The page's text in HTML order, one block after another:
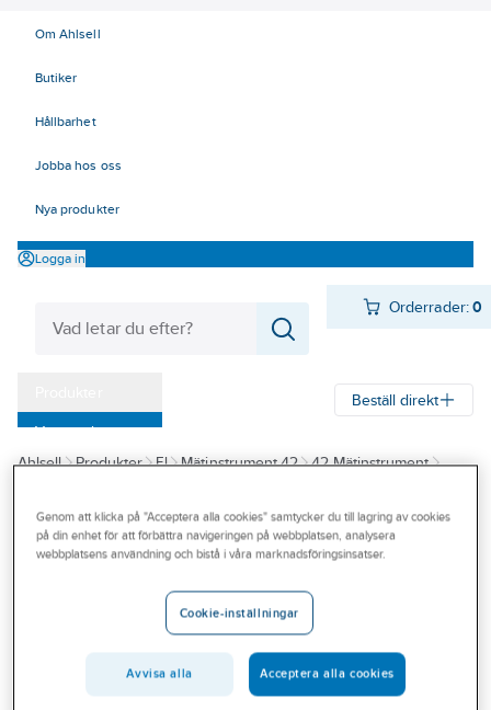
Om Ahlsell
Butiker
Hållbarhet
Jobba hos oss
Nya produkter
Logga in
Orderrader:0
Varumärken
Kampanjer
Outlet
Branscher
Beställ direkt
Ahlsell Produkter El Mätinstrument 42
42 Mätinstrument
MEGGER
Jordtagstestare
DET3TD
JORDTAGSTESTARE
DET3TD DET3TD
Artikelnummer:
DET3TD
Genom att klicka på "Acceptera alla cookies" samtycker du till lagring av cookies
på din enhet för att förbättra navigeringen på webbplatsen, analysera
webbplatsens användning och bistå i våra marknadsföringsinsatser.
Cookie-inställningar
Avvisa alla Acceptera alla cookies